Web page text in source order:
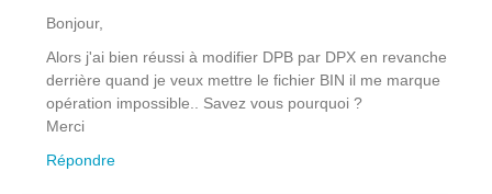
Bonjour,
Alors j'ai bien réussi à modifier DPB par DPX en revanche
derrière quand je veux mettre le fichier BIN il me marque
opération impossible.. Savez vous pourquoi ?
Merci
Répondre